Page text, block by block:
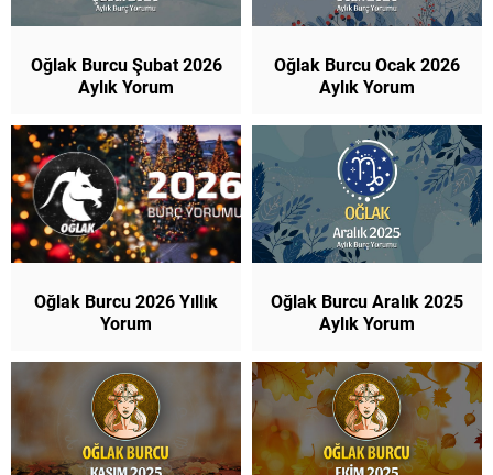
Oğlak Burcu Şubat 2026
Aylık Yorum
Oğlak Burcu Ocak 2026
Aylık Yorum
Oğlak Burcu 2026 Yıllık
Yorum
Oğlak Burcu Aralık 2025
Aylık Yorum